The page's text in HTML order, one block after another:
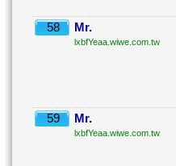
58 Mr.
lxbfYeaa.wiwe.com.tw
59 Mr.
lxbfYeaa.wiwe.com.tw